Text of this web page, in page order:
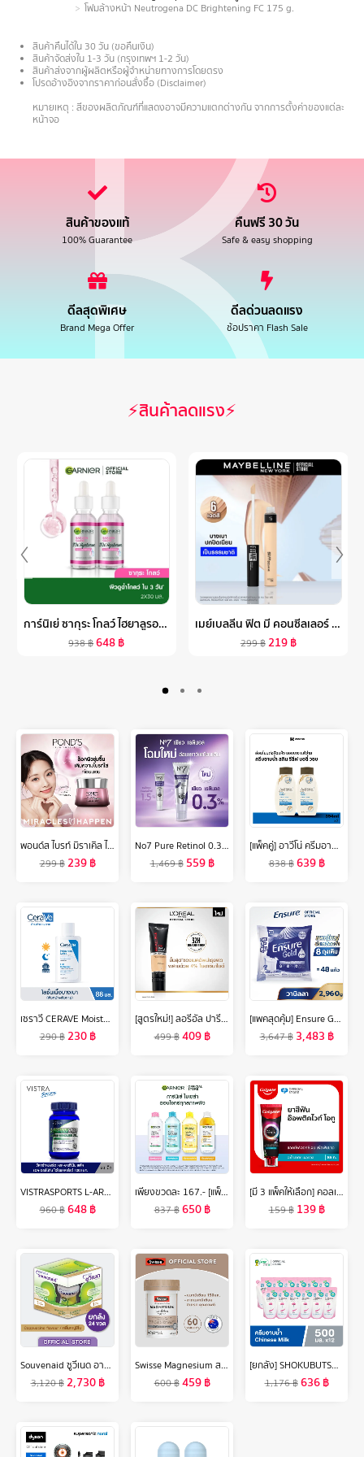
โฟมล้างหน้า Neutrogena DC Brightening FC 175 g.
สินค้าคืนได้ใน 30 วัน (ขอคืนเงิน)
สินค้าจัดส่งใน 1-3 วัน (กรุงเทพฯ 1-2 วัน)
สินค้าส่งจากผู้ผลิตหรือผู้จำหน่ายทางการโดยตรง
โปรดอ้างอิงจากราคาก่อนสั่งซื้อ (Disclaimer)
หมายเหตุ : สีของผลิตภัณฑ์ที่แสดงอาจมีความแตกต่างกัน จากการตั้งค่าของแต่ละ
หน้าจอ
สินค้าของแท้
100% Guarantee
คืนฟรี 30 วัน
Safe & easy shopping
ดีลสุดพิเศษ
Brand Mega Offer
ดีลด่วนลดแรง
ช้อปราคา Flash Sale
⚡สินค้าลดแรง⚡
การ์นิเย่ ซากุระ โกลว์ ไฮยาลูรอน บูสเตอร์ เซรั่ม 30 มล.X2 GARNIER SERUM 30ML X2 เซรั่มหน้าใส เซรั่มบำรุงผิวหน้า
938฿648฿
เมย์เบลลีน ฟิต มี คอนซีลเลอร์ 6.8 มล.MAYBELLINE FIT ME CONCEALER 6.8 ML(เครื่องสำอาง,ใต้ตาคล้ำ,ปกปิด)
299฿219฿
พอนด์ส ไบรท์ มิราเคิล ไนท์ ครีม ไนอาซอร์ซินอล 45 ก. ( cream , ครีมบำรุงหน้า , ครีมทาหน้า , ครีมบํารุงผิวหน้า , มอยเจอร์ไรเซอร์ )
299฿239฿
No7 Pure Retinol 0.3% Retinol Night Concentrate Serum 30Ml นัมเบอร์เซเว่น เพียว เรตินอล 0.3% เรตินอล ไนท์ คอนเซ็นเทรท เซรั่ม 30มล.
1,469฿ 559฿
[แพ็คคู่] อาวีโน่ ครีมอาบน้ำ สกิน รีลีฟ บอดี้ วอช 354 มล. x 2 Aveeno Skin Relief Body Wash 354 ml x 2
838฿639฿
เซราวี CERAVE Moisturising Lotion โลชั่นบำรุงผิว ชุ่มชื้น เนื้อสัมผัสบางเบา 88ml
290฿230฿
[สูตรใหม่!] ลอรีอัล ปารีส อินฟอลลิเบิล 32เอช แมท คัฟเวอร์ ฟาวเดชั่น (4% ไนอาซินาไมด์,ติดทนยาวนาน,กันน้ำ กันเหงื่อ,คุมมัน)
499฿409฿
[แพคสุดคุ้ม] Ensure Gold เอนชัวร์ โกลด์ กลิ่นวานิลลา แบบถุงเติม 2,960g Ensure Gold Vanilla Sachet 2,960g
3,647฿ 3,483 ฿
VISTRASPORTS L-ARGININE PLUS L-ORNITHINE 1000 MG. (60 เม็ด)
960฿648฿
เพียงขวดละ 167.- [แพ็ค3สุดคุ้ม] การ์นิเย่ ไมเซล่าฝาชมพู คลีนซิ่ง วอเตอร์ เซนซิทีฟ สกิน 400มล. 3 ชิ้น GARNIER MICELLAR CLEANSING WATER 400MLX3 ล้างเครื่องสำอาง คลีนซิ่ง
837฿650฿
[มี 3 แพ็คให้เลือก] คอลเกต ยาสีฟัน อ๊อพติค ไวท์ โอทู 85 กรัม (อะโรมาติค / พีช ออสแมนตัส) Colgate Optic White O2 85g. (Aromantic / Peach Osmanthus) (ยาสีฟันฟันขาว, Whitening)
159฿ 139฿
Souvenaid ซูวีเนด อาหารสำหรับผู้ที่มีอาการอัลไซเมอร์ระยะเริ่มแรก กลิ่นคาปูชิโน ยกลัง (24 ขวดx125มล.) (อาหารทางการแพทย์)
3,120฿2,730฿
Swisse Magnesium สวิสเซ แมกนีเซียม 150 มก.
600฿459฿
[ยกลัง] SHOKUBUTSU MONOGATARI ครีมอาบน้ำ โชกุบุสซึ 500 มล. (ชนิดถุงเติม) 12 ถุง
1,176฿636฿